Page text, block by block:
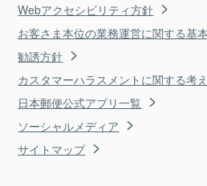
Webアクセシビリティ方針
お客さま本位の業務運営に関する基
勧誘方針
カスタマーハラスメントに関する考
日本郵便公式アプリ一覧
ソーシャルメディア
サイトマップ